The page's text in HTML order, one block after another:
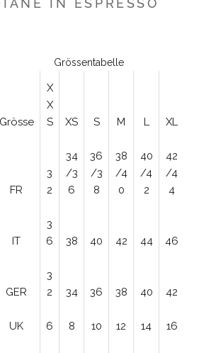
IN ESPRESSO
Grössentabelle
Grösse
X
X
S
XS S M L XL
FR
3
2
34
/3
6
36
/3
8
38
/4
0
40
/4
2
42
/4
4
IT
3
6
38 40 42 44 46
GER
3
2
34 36 38 40 42
UK 6 8 10 12 14 16